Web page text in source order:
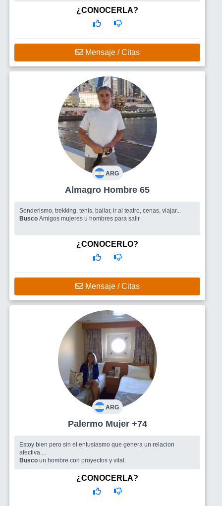
¿CONOCERLA?
Mensaje / Citas
ARG
Almagro Hombre 65
Senderismo, trekking, tenis, bailar, ir al teatro, cenas, viajar...
Busco
Amigos mujeres u hombres para salir
¿CONOCERLO?
Mensaje / Citas
ARG
Palermo Mujer +74
Estoy bien pero sin el entusiasmo que genera un relacion
afectiva....
Busco un hombre con proyectos y vital.
¿CONOCERLA?